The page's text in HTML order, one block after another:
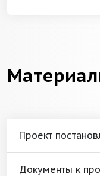
Проект
Документы к